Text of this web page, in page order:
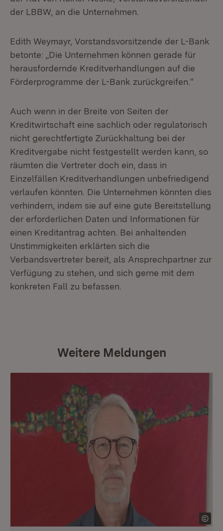
der LBBW, an die Unternehmen.
Edith Weymayr, Vorstandsvorsitzende der L-Bank
betonte: „Die Unternehmen können gerade für
herausfordernde Kreditverhandlungen auf die
Förderprogramme der L-Bank zurückgreifen.“
Auch wenn in der Breite von Seiten der
Kreditwirtschaft eine sachlich oder regulatorisch
nicht gerechtfertigte Zurückhaltung bei der
Kreditvergabe nicht festgestellt werden kann, so
räumten die Vertreter doch ein, dass in
Einzelfällen Kreditverhandlungen unbefriedigend
verlaufen könnten. Die Unternehmen könnten dies
verhindern, indem sie auf eine gute Bereitstellung
der erforderlichen Daten und Informationen für
einen Kreditantrag achten. Bei anhaltenden
Unstimmigkeiten erklärten sich die
Verbandsvertreter bereit, als Ansprechpartner zur
Verfügung zu stehen, und sich gerne mit dem
konkreten Fall zu befassen.
Weitere Meldungen